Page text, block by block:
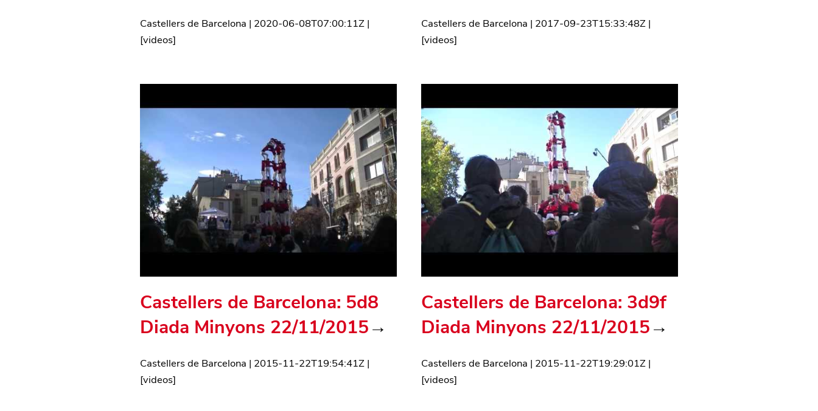
Castellers de Barcelona | 2020-06-08T07:00:11Z|
[videos]
Castellers de Barcelona | 2017-09-23T15:33:48Z |
[videos]
Castellers de Barcelona: 5d8
Diada Minyons 22/11/2015→
Castellers de Barcelona | 2015-11-22T19:54:41Z|
[videos]
Castellers de Barcelona: 3d9f
Diada Minyons 22/11/2015→
Castellers de Barcelona | 2015-11-22T19:29:01Z |
[videos]